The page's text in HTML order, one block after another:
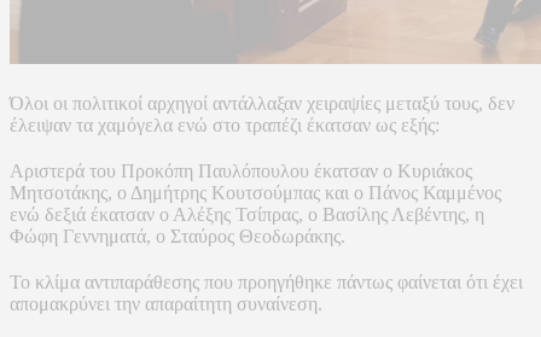
Όλοι οι πολιτικοί αρχηγοί αντάλλαξαν χειραψίες μεταξύ τους, δεν
έλειψαν τα χαμόγελα ενώ στο τραπέζι έκατσαν ως εξής:
Αριστερά του Προκόπη Παυλόπουλου έκατσαν ο Κυριάκος
Μητσοτάκης, ο Δημήτρης Κουτσούμπας και ο Πάνος Καμμένος
ενώ δεξιά έκατσαν ο Αλέξης Τσίπρας, ο Βασίλης Λεβέντης, η
Φώφη Γεννηματά, ο Σταύρος Θεοδωράκης.
Το κλίμα αντιπαράθεσης που προηγήθηκε πάντως φαίνεται ότι έχει
απομακρύνει την απαραίτητη συναίνεση.